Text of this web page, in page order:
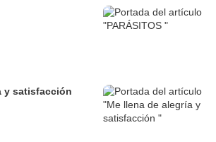
y satisfacción